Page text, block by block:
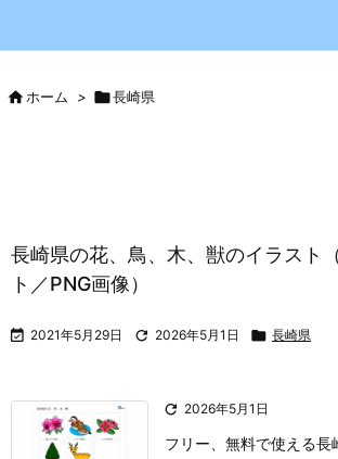
ホーム > 長崎県
長崎県の花、鳥、木、獣のイラスト
ト／PNG画像）
 2021年5月29日  2026年5月1日  長崎県
 2026年5月1日
フリー、無料で使える長